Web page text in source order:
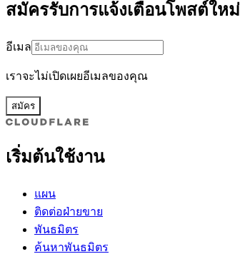
สมัครรับการแจ้งเตือนโพสต์ใหม่
อีเมล
เราจะไม่เปิดเผยอีเมลของคุณ
สมัคร
เริ่มต้นใช้งาน
แผน
ติดต่อฝ่ายขาย
พันธมิตร
ค้นหาพันธมิตร